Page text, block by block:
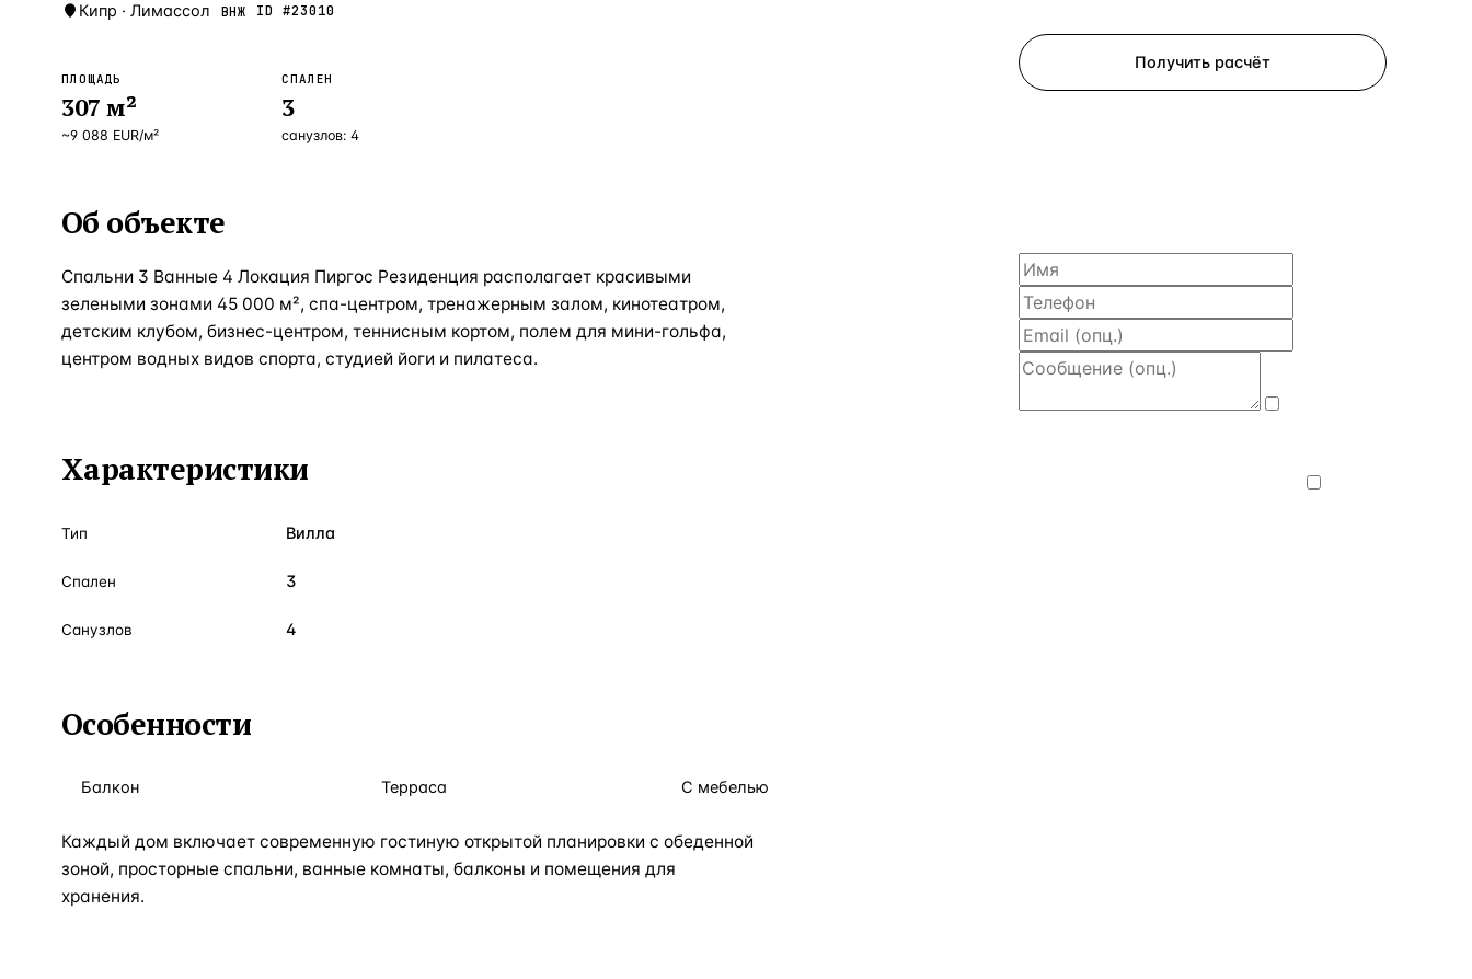
Кипр · Лимассол ВНЖ ID #23010
ПЛОЩАДЬ
307 м²
~9 088 EUR/м²
СПАЛЕН
3
санузлов: 4
Об объекте
Спальни 3 Ванные 4 Локация Пиргос Резиденция располагает красивыми
зелеными зонами 45 000 м², спа-центром, тренажерным залом, кинотеатром,
детским клубом, бизнес-центром, теннисным кортом, полем для мини-гольфа,
центром водных видов спорта, студией йоги и пилатеса.
Характеристики
Тип Вилла
Спален 3
Санузлов 4
Особенности
Балкон Терраса С мебелью
Каждый дом включает современную гостиную открытой планировки с обеденной
зоной, просторные спальни, ванные комнаты, балконы и помещения для
хранения.
Получить расчёт